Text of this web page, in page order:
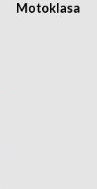
Motoklasa